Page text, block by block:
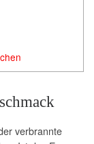
verbrannte